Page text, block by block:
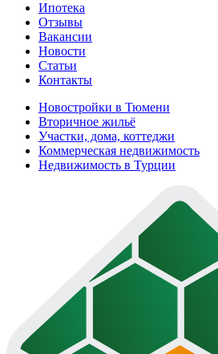
Ипотека
Отзывы
Вакансии
Новости
Статьи
Контакты
Новостройки в Тюмени
Вторичное жильё
Участки, дома, коттеджи
Коммерческая недвижимость
Недвижимость в Турции